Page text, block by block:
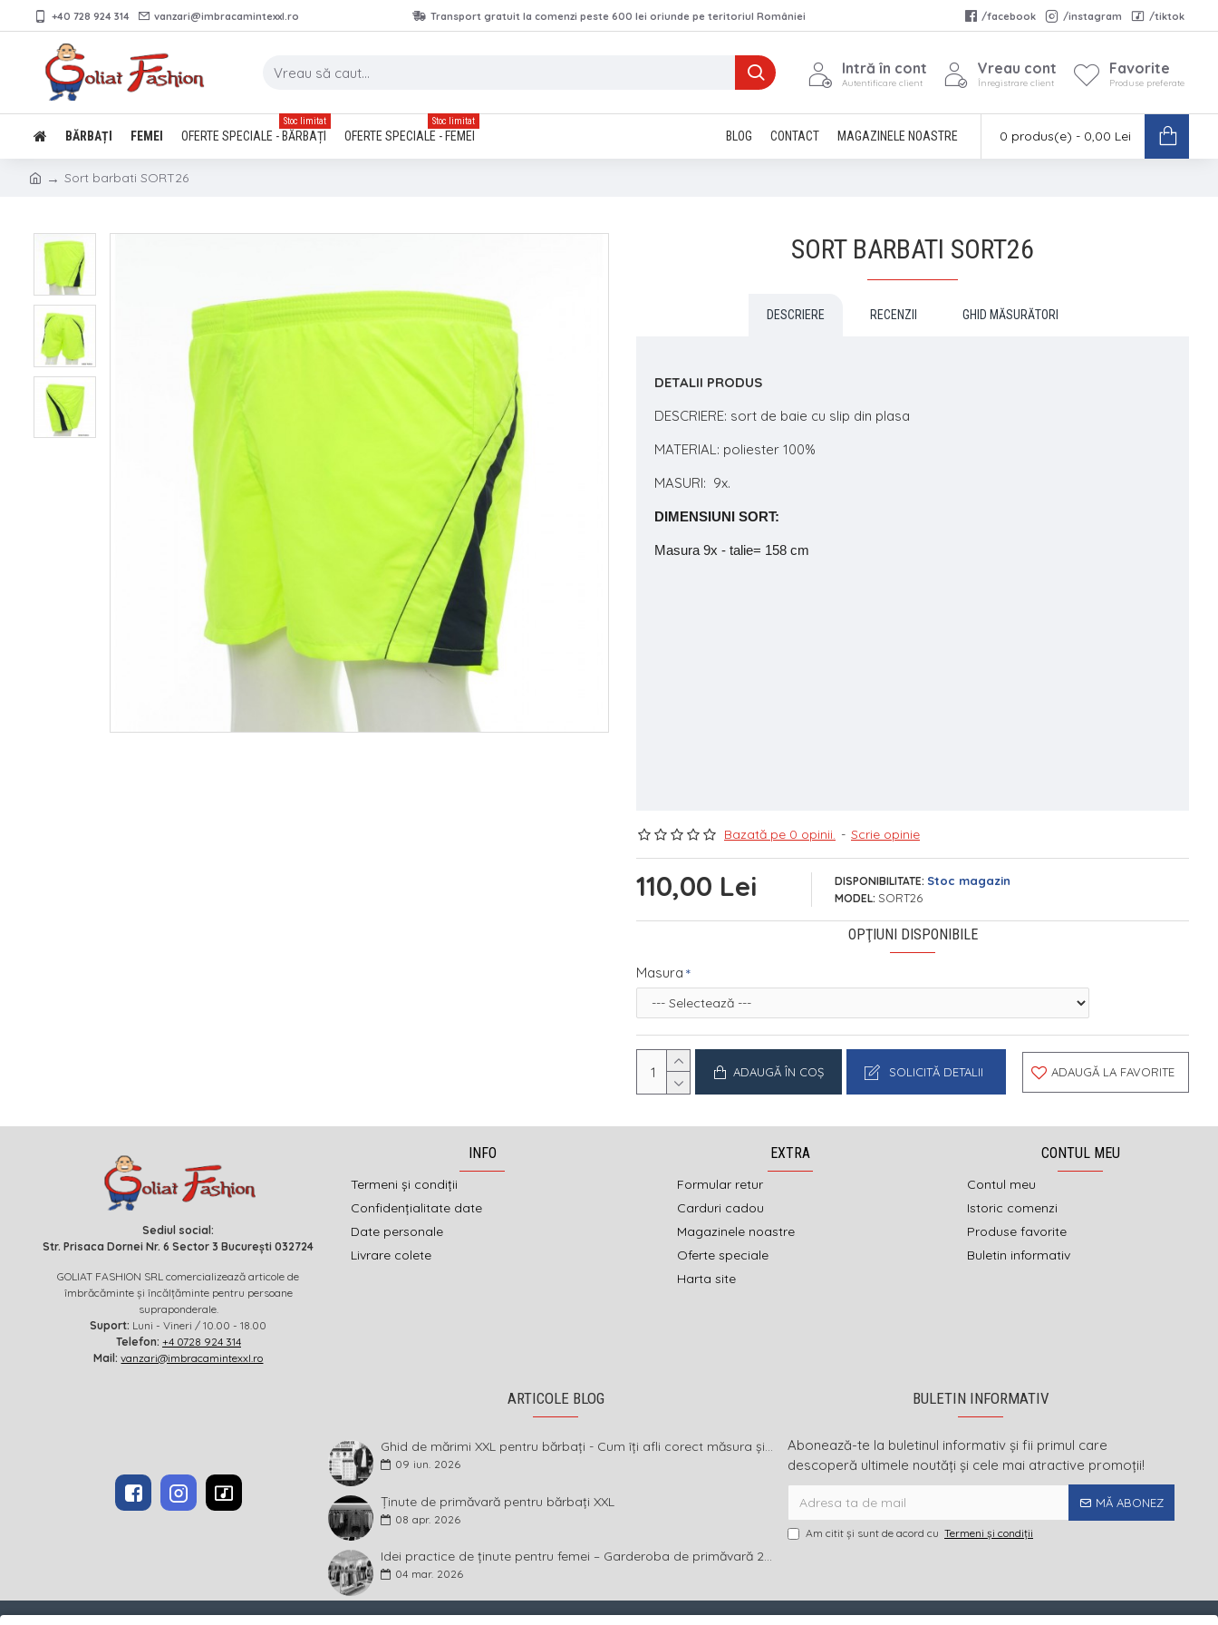
+40 728 924 314 vanzari@imbracamintexxl.ro Transport gratuit la comenzi peste 600 lei oriunde pe teritoriul României /facebook /instagram /tiktok
Intră în cont
Autentificare client
Vreau cont
Înregistrare client
Favorite
Produse preferate
BĂRBAȚI FEMEI OFERTE SPECIALE - BĂRBAȚI
Stoc limitat
OFERTE SPECIALE - FEMEI
Stoc limitat
BLOG CONTACT MAGAZINELE NOASTRE 0 produs(e) - 0,00 Lei
Sort barbati SORT26
SORT BARBATI SORT26
DESCRIERE RECENZII GHID MĂSURĂTORI
DETALII PRODUS
DESCRIERE: sort de baie cu slip din plasa
MATERIAL: poliester 100%
MASURI: 9x.
DIMENSIUNI SORT:
Masura 9x - talie= 158 cm
Bazată pe 0 opinii. - Scrie opinie
110,00 Lei DISPONIBILITATE: Stoc magazin
MODEL: SORT26
OPŢIUNI DISPONIBILE
Masura
ADAUGĂ ÎN COŞ SOLICITĂ DETALII ADAUGĂ LA FAVORITE
Sediul social:
Str. Prisaca Dornei Nr. 6 Sector 3 București 032724
GOLIAT FASHION SRL comercializează articole de
îmbrăcăminte și încălțăminte pentru persoane
supraponderale.
Suport: Luni - Vineri / 10.00 - 18.00
Telefon: +4 0728 924 314
Mail: vanzari@imbracamintexxl.ro
INFO
Termeni și condiții
Confidențialitate date
Date personale
Livrare colete
EXTRA
Formular retur
Carduri cadou
Magazinele noastre
Oferte speciale
Harta site
CONTUL MEU
Contul meu
Istoric comenzi
Produse favorite
Buletin informativ
ARTICOLE BLOG
Ghid de mărimi XXL pentru bărbați - Cum îți afli corect măsura și ce înseamnă diferența dintre mărimi
09 iun. 2026
Ținute de primăvară pentru bărbați XXL
08 apr. 2026
Idei practice de ținute pentru femei – Garderoba de primăvară 2026 în mărimi mari
04 mar. 2026
BULETIN INFORMATIV
Abonează-te la buletinul informativ și fii primul care
descoperă ultimele noutăți și cele mai atractive promoții!
MĂ ABONEZ
Am citit şi sunt de acord cu Termeni și condiții